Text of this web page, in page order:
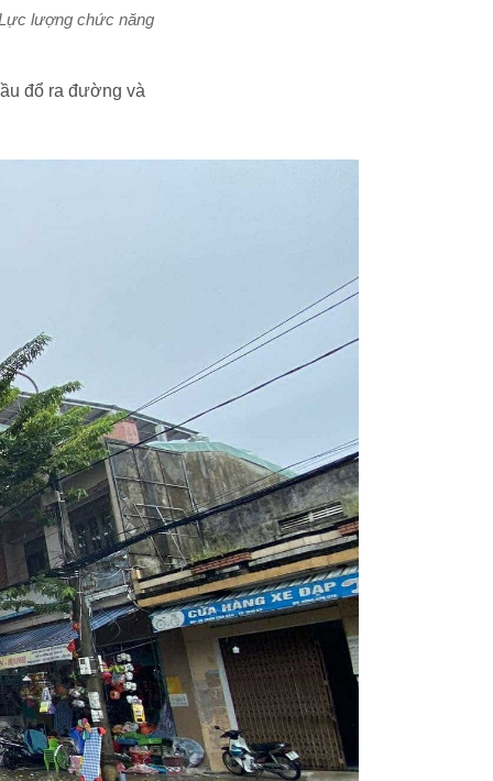
lượng chức năng
đổ ra đường và